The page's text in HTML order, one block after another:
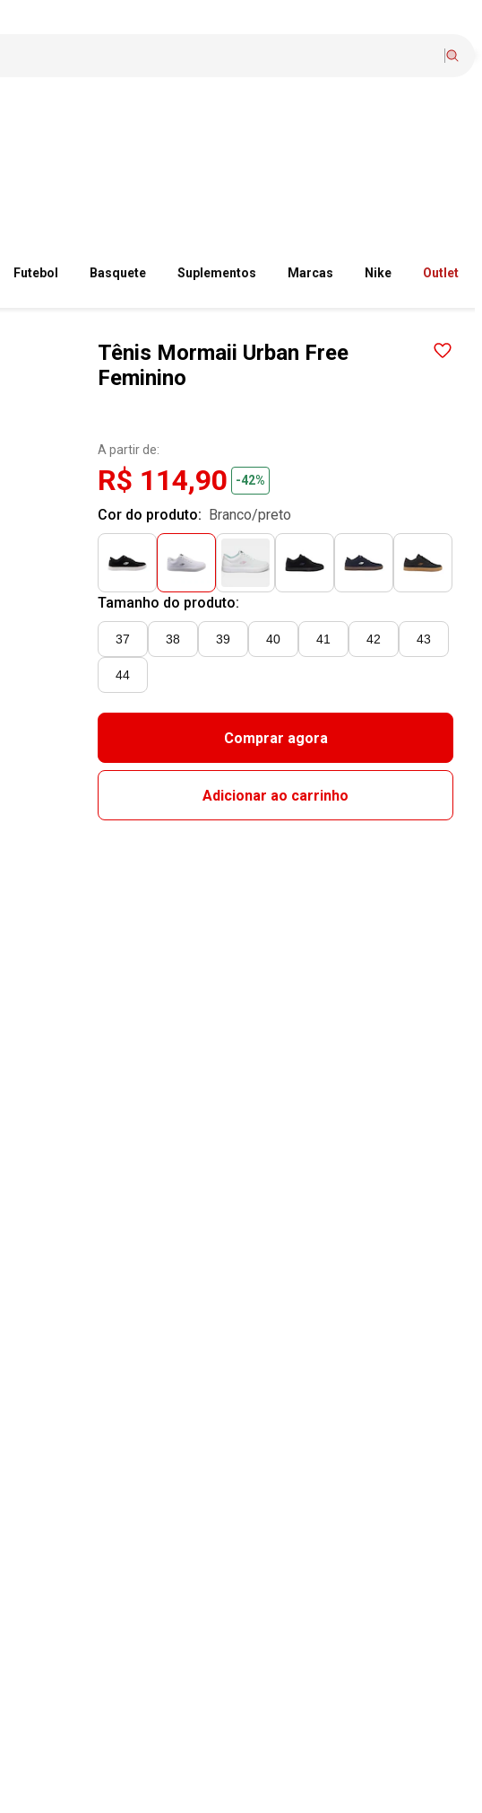
Futebol Basquete Suplementos Marcas Nike Outlet
Tênis Mormaii Urban Free
Feminino
A partir de:
R$ 114,90 -42%
Cor do produto: branco/preto
Tamanho do produto:
37 38 39 40 41 42 43
44
Comprar agora
Adicionar ao carrinho